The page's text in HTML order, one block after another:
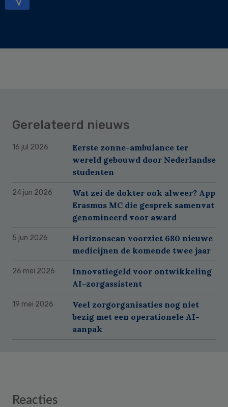
Gerelateerd nieuws
16 jul 2026
Eerste zonne-ambulance ter
wereld gebouwd door Nederlandse
studenten
24 jun 2026
Wat zei de dokter ook alweer? App
Erasmus MC die gesprek samenvat
genomineerd voor award
5 jun 2026
Horizonscan voorziet 680 nieuwe
medicijnen de komende twee jaar
26 mei 2026
Innovatiegeld voor ontwikkeling
AI-zorgassistent
19 mei 2026
Veel zorgorganisaties nog niet
bezig met een operationele AI-
aanpak
Reader
Reacties